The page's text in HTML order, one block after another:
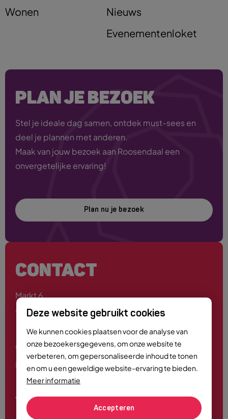
Deze website gebruikt cookies
We kunnen cookies plaatsen voor de analyse van
onze bezoekersgegevens, om onze website te
verbeteren, om gepersonaliseerde inhoud te tonen
en om u een geweldige website-ervaring te bieden.
Meer informatie
Accepteren
Wonen
Nieuws
Evenementenloket
PLAN JE BEZOEK
Stel je ideale dag samen, ontdek must-sees en
deel je plannen met anderen.
Maak van jouw bezoek aan Roosendaal een
onvergetelijke ervaring!
Plan nu je bezoek
CONTACT
Markt 6
4701 PE Roosendaal
0165 - 55 44 00
info@roosendaalcitymarketing.nl
Volg ons